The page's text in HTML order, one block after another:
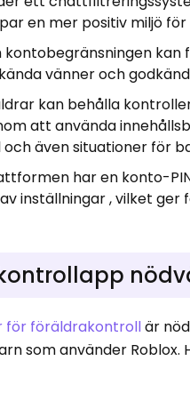
en mer positiv miljö
kontobegränsningen
vänner och
kan behålla
att använda
även situationer för
har en konto-
inställningar , vilket
för föräldrakontrollär
som använder Roblox.